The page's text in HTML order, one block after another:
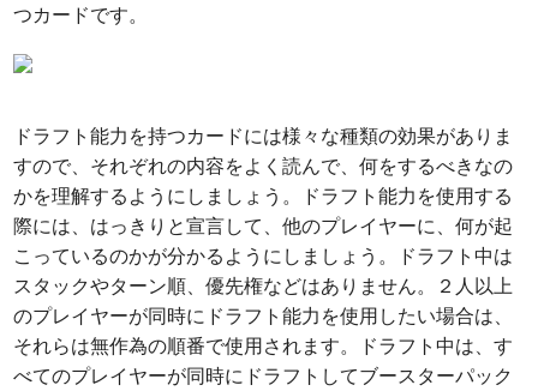
つカードです。
ドラフト能力を持つカードには様々な種類の効果がありま
すので、それぞれの内容をよく読んで、何をするべきなの
かを理解するようにしましょう。ドラフト能力を使用する
際には、はっきりと宣言して、他のプレイヤーに、何が起
こっているのかが分かるようにしましょう。ドラフト中は
スタックやターン順、優先権などはありません。２人以上
のプレイヤーが同時にドラフト能力を使用したい場合は、
それらは無作為の順番で使用されます。ドラフト中は、す
べてのプレイヤーが同時にドラフトしてブースターパック